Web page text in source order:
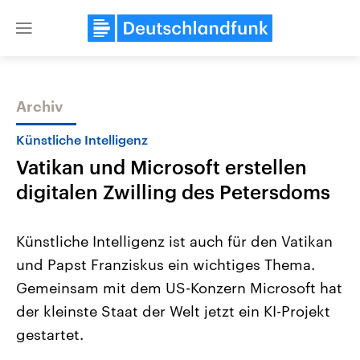
Close
Themen
Landtagswahl Sachsen-Anhalt
2026
Alle Informationen
Sachsen-Anhalt wählt am 6.
September 2026 einen neuen
Landtag. Seit 2021 wird das
Aktuelle Beiträge,
Hintergründe
Wirtschaftlich und
Archiv
Künstliche Intelligenz
Vatikan und Microsoft erstellen
digitalen Zwilling des Petersdoms
Künstliche Intelligenz ist auch für den Vatikan
und Papst Franziskus ein wichtiges Thema.
Gemeinsam mit dem US-Konzern Microsoft hat
der kleinste Staat der Welt jetzt ein KI-Projekt
gestartet.